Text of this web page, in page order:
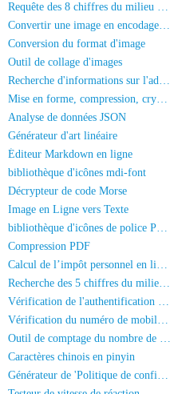
Requête des 8 chiffres du milieu de la carte d'identité
Convertir une image en encodage Base64
Conversion du format d'image
Outil de collage d'images
Recherche d'informations sur l'adresse IP
Mise en forme, compression, cryptage/obscurcissement du code JS
Analyse de données JSON
Générateur d'art linéaire
Éditeur Markdown en ligne
bibliothèque d'icônes mdi-font
Décrypteur de code Morse
Image en Ligne vers Texte
bibliothèque d'icônes de police PaymentFont
Compression PDF
Calcul de l’impôt personnel en ligne
Recherche des 5 chiffres du milieu d'un numéro de téléphone
Vérification de l'authentification par nom réel du numéro de mobile
Vérification du numéro de mobile et du nom
Outil de comptage du nombre de personnes sur les photos
Caractères chinois en pinyin
Générateur de 'Politique de confidentialité' pour application